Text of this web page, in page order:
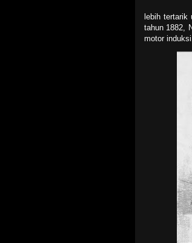
lebih tertarik
tahun 1882,
motor induksi.